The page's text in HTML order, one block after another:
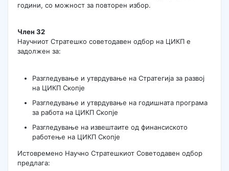
години, со можност за повторен избор.
Член 32
Научниот Стратешко советодавен одбор на ЦИКП е
задолжен за:
Разгледување и утврдување на Стратегија за развој
на ЦИКП Скопје
Разгледување и утврдување на годишната програма
за работа на ЦИКП Скопје
Разгледување на извештаите од финансиското
работење на ЦИКП Скопје
Истовремено Научно Стратешкиот Советодавен одбор
предлага: